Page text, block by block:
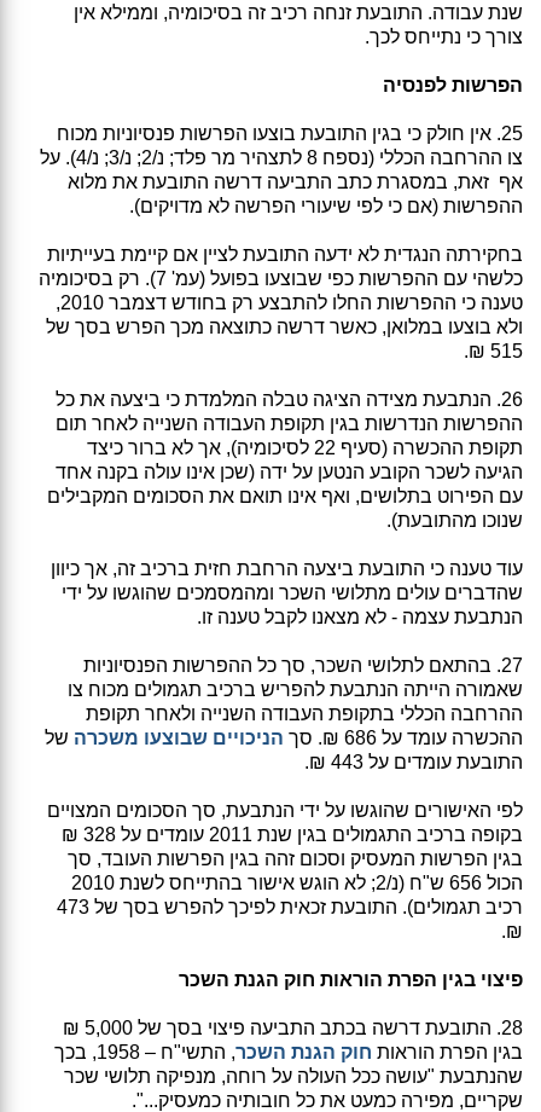
שנת עבודה. התובעת זנחה רכיב זה בסיכומיה, וממילא אין
צורך כי נתייחס לכך.
הפרשות לפנסיה
25. אין חולק כי בגין התובעת בוצעו הפרשות פנסיוניות מכוח
צו ההרחבה הכללי (נספח 8 לתצהיר מר פלד; נ/2; נ/3; נ/4). על
אף זאת, במסגרת כתב התביעה דרשה התובעת את מלוא
ההפרשות (אם כי לפי שיעורי הפרשה לא מדויקים).
בחקירתה הנגדית לא ידעה התובעת לציין אם קיימת בעייתיות
כלשהי עם ההפרשות כפי שבוצעו בפועל (עמ' 7). רק בסיכומיה
טענה כי ההפרשות החלו להתבצע רק בחודש דצמבר 2010,
ולא בוצעו במלואן, כאשר דרשה כתוצאה מכך הפרש בסך של
515 ₪.
26. הנתבעת מצידה הציגה טבלה המלמדת כי ביצעה את כל
ההפרשות הנדרשות בגין תקופת העבודה השנייה לאחר תום
תקופת ההכשרה (סעיף 22 לסיכומיה), אך לא ברור כיצד
הגיעה לשכר הקובע הנטען על ידה (שכן אינו עולה בקנה אחד
עם הפירוט בתלושים, ואף אינו תואם את הסכומים המקבילים
שנוכו מהתובעת).
עוד טענה כי התובעת ביצעה הרחבת חזית ברכיב זה, אך כיוון
שהדברים עולים מתלושי השכר ומהמסמכים שהוגשו על ידי
הנתבעת עצמה - לא מצאנו לקבל טענה זו.
27. בהתאם לתלושי השכר, סך כל ההפרשות הפנסיוניות
שאמורה הייתה הנתבעת להפריש ברכיב תגמולים מכוח צו
ההרחבה הכללי בתקופת העבודה השנייה ולאחר תקופת
ההכשרה עומד על 686 ₪. סך
הניכויים שבוצעו משכרה של
התובעת עומדים על 443 ₪.
לפי האישורים שהוגשו על ידי הנתבעת, סך הסכומים המצויים
בקופה ברכיב התגמולים בגין שנת 2011 עומדים על 328 ₪
בגין הפרשות המעסיק וסכום זהה בגין הפרשות העובד, סך
הכול 656 ש"ח (נ/2; לא הוגש אישור בהתייחס לשנת 2010
רכיב תגמולים). התובעת זכאית לפיכך להפרש בסך של 473
₪.
פיצוי בגין הפרת הוראות חוק הגנת השכר
28. התובעת דרשה בכתב התביעה פיצוי בסך של 5,000 ₪
בגין הפרת הוראות חוק הגנת השכר
, התשי"ח – 1958, בכך
שהנתבעת "עושה ככל העולה על רוחה, מנפיקה תלושי שכר
שקריים, מפירה כמעט את כל חובותיה כמעסיק...".